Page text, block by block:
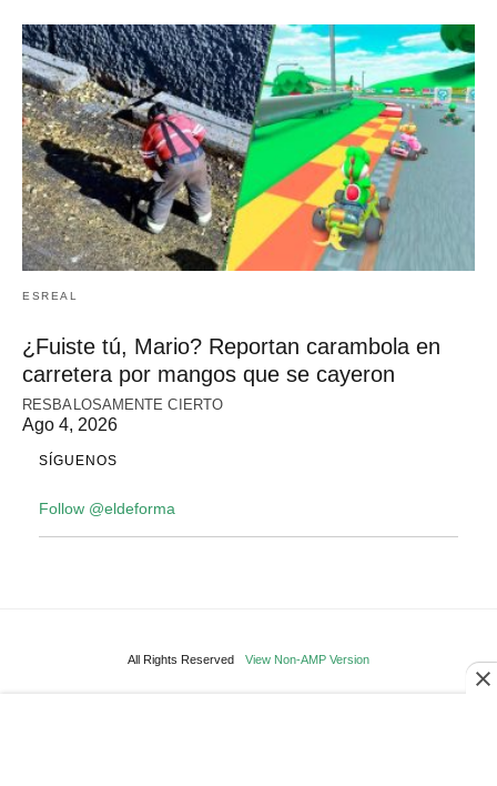
ESREAL
¿Fuiste tú, Mario? Reportan carambola en
carretera por mangos que se cayeron
RESBALOSAMENTE CIERTO
Ago 4, 2026
SÍGUENOS
Follow @eldeforma
All Rights Reserved View Non-AMP Version